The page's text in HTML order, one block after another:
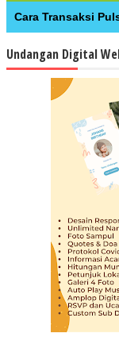
Cara Transaksi
Undangan Digital